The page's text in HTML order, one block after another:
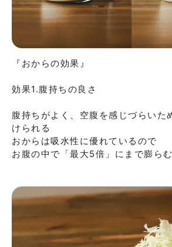
『おからの効果』
効果1.腹持ちの良さ
腹持ちがよく、空腹を感じづらいた
けられる
おからは吸⽔性に優れているので
お腹の中で「最⼤5倍」にまで膨らむ